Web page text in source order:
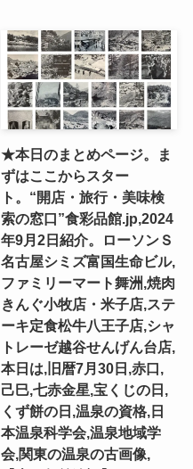
★本日のまとめページ。ま
ずはここからスター
ト。“開店・旅行・美味検
索の窓口”食彩品館.jp,2024
年9月2日紹介。ローソンＳ
名古屋シミズ富国生命ビル,
ファミリーマート舞洲,焼肉
きんぐ小牧店・米子店,ステ
ーキ定食松牛八王子店,シャ
トレーゼ越谷せんげん台店,
本日は,旧暦7月30日,赤口,
己巳,七赤金星,宝くじの日,
くず餅の日,温泉の資格,日
本温泉科学会,温泉地域学
会,関東の温泉の古画像,